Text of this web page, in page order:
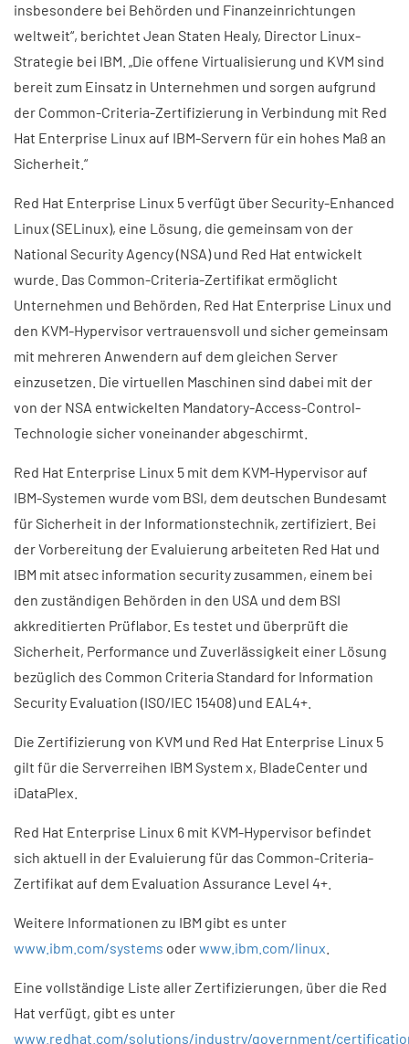
insbesondere bei Behörden und Finanzeinrichtungen
weltweit“, berichtet Jean Staten Healy, Director Linux-
Strategie bei IBM. „Die offene Virtualisierung und KVM sind
bereit zum Einsatz in Unternehmen und sorgen aufgrund
der Common-Criteria-Zertifizierung in Verbindung mit Red
Hat Enterprise Linux auf IBM-Servern für ein hohes Maß an
Sicherheit.“
Red Hat Enterprise Linux 5 verfügt über Security-Enhanced
Linux (SELinux), eine Lösung, die gemeinsam von der
National Security Agency (NSA) und Red Hat entwickelt
wurde. Das Common-Criteria-Zertifikat ermöglicht
Unternehmen und Behörden, Red Hat Enterprise Linux und
den KVM-Hypervisor vertrauensvoll und sicher gemeinsam
mit mehreren Anwendern auf dem gleichen Server
einzusetzen. Die virtuellen Maschinen sind dabei mit der
von der NSA entwickelten Mandatory-Access-Control-
Technologie sicher voneinander abgeschirmt.
Red Hat Enterprise Linux 5 mit dem KVM-Hypervisor auf
IBM-Systemen wurde vom BSI, dem deutschen Bundesamt
für Sicherheit in der Informationstechnik, zertifiziert. Bei
der Vorbereitung der Evaluierung arbeiteten Red Hat und
IBM mit atsec information security zusammen, einem bei
den zuständigen Behörden in den USA und dem BSI
akkreditierten Prüflabor. Es testet und überprüft die
Sicherheit, Performance und Zuverlässigkeit einer Lösung
bezüglich des Common Criteria Standard for Information
Security Evaluation (ISO/IEC 15408) und EAL4+.
Die Zertifizierung von KVM und Red Hat Enterprise Linux 5
gilt für die Serverreihen IBM System x, BladeCenter und
iDataPlex.
Red Hat Enterprise Linux 6 mit KVM-Hypervisor befindet
sich aktuell in der Evaluierung für das Common-Criteria-
Zertifikat auf dem Evaluation Assurance Level 4+.
Weitere Informationen zu IBM gibt es unter
www.ibm.com/systems oderwww.ibm.com/linux
Eine vollständige Liste aller Zertifizierungen, über die Red
Hat verfügt, gibt es unter
www.redhat.com/solutions/industry/government/